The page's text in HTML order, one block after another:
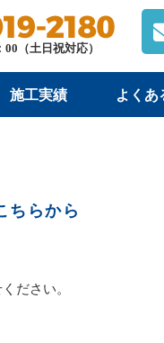
（土日祝対応）
施工実績 よくあ
ちらから
ださい。